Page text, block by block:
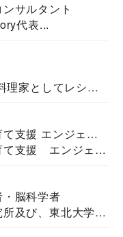
サルタント
代表...
家としてレシピ
支援 エンジェル
て支援 エンジェル
脳科学者
及び、東北大学大